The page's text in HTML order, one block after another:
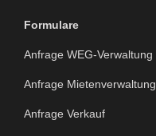
Formulare
Anfrage WEG-Verwaltung
Anfrage Mietenverwaltung
Anfrage Verkauf